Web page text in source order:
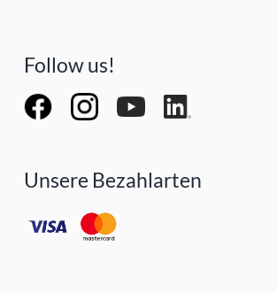
Follow us!
Unsere Bezahlarten